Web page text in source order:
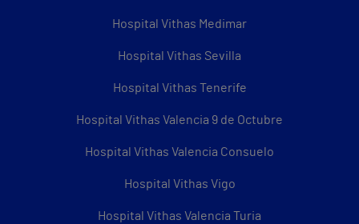
Hospital Vithas Medimar
Hospital Vithas Sevilla
Hospital Vithas Tenerife
Hospital Vithas Valencia 9 de Octubre
Hospital Vithas Valencia Consuelo
Hospital Vithas Vigo
Hospital Vithas Valencia Turia